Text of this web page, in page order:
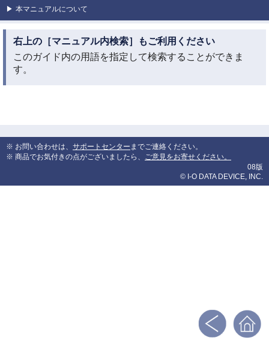
▶ 本マニュアルについて
右上の［マニュアル内検索］もご利用ください
このガイド内の用語を指定して検索することができま
す。
※ お問い合わせは、 サポートセンター までご連絡ください。
※ 商品でお気付きの点がございましたら、 ご意見をお寄せください。
08版
© I-O DATA DEVICE, INC.